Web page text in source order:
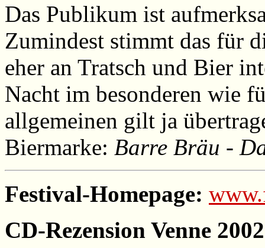
Das Publikum ist
Zumindest stimmt das für
eher an Tratsch und Bier
Nacht im besonderen wie
allgemeinen gilt ja
Biermarke: Barre Bräu -
Festival-Homepage:
CD-Rezension Venne 2002